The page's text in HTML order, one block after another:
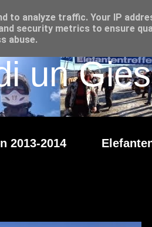
un
2013-2014
to analyze traffic. Your IP
security metrics to ensure
abuse.